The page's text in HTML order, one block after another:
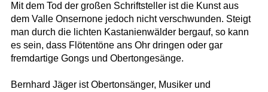
Mit dem Tod der großen Schriftsteller ist die Kunst aus
dem Valle Onsernone jedoch nicht verschwunden. Steigt
man durch die lichten Kastanienwälder bergauf, so kann
es sein, dass Flötentöne ans Ohr dringen oder gar
fremdartige Gongs und Obertongesänge.
Bernhard Jäger ist Obertonsänger, Musiker und